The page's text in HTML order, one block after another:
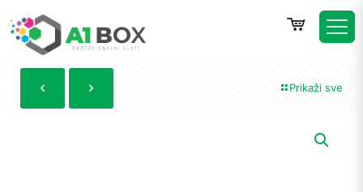
Prikaži sve